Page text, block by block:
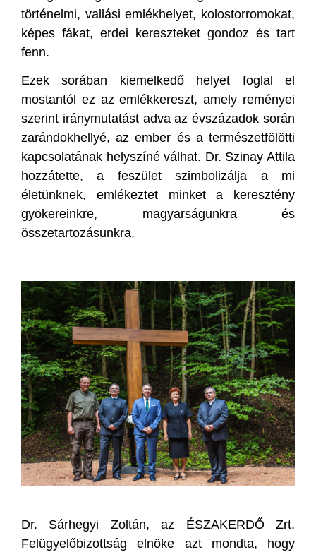
történelmi, vallási emlékhelyet, kolostorromokat,
képes fákat, erdei kereszteket gondoz és tart
fenn.
Ezek sorában kiemelkedő helyet foglal el
mostantól ez az emlékkereszt, amely reményei
szerint iránymutatást adva az évszázadok során
zarándokhellyé, az ember és a természetfölötti
kapcsolatának helyszíné válhat. Dr. Szinay Attila
hozzátette, a feszület szimbolizálja a mi
életünknek, emlékeztet minket a keresztény
gyökereinkre, magyarságunkra és
összetartozásunkra.
Dr. Sárhegyi Zoltán, az ÉSZAKERDŐ Zrt.
Felügyelőbizottság elnöke azt mondta, hogy